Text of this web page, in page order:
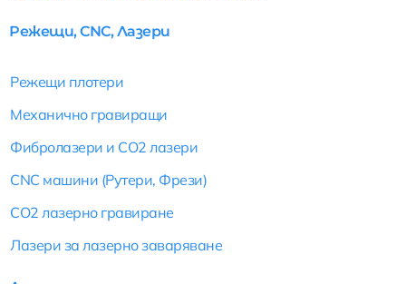
Режещи, CNC, Лазери
Режещи плотери
Механично гравиращи
Фибролазери и CO2 лазери
CNC машини (Рутери, Фрези)
CO2 лазерно гравиране
Лазери за лазерно заваряване